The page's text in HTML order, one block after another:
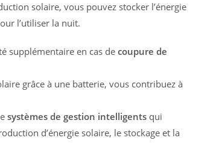
solaire, vous pouvez stocker l’énergie
l’utiliser la nuit.
supplémentaire en cas decoupure de
grâce à une batterie, vous contribuez à
systèmes de gestion intelligents qui
d’énergie solaire, le stockage et la